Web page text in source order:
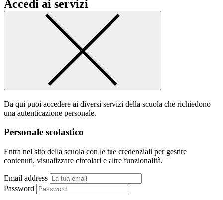
Accedi ai servizi
Da qui puoi accedere ai diversi servizi della scuola che richiedono
una autenticazione personale.
Personale scolastico
Entra nel sito della scuola con le tue credenziali per gestire
contenuti, visualizzare circolari e altre funzionalità.
Email address
Password